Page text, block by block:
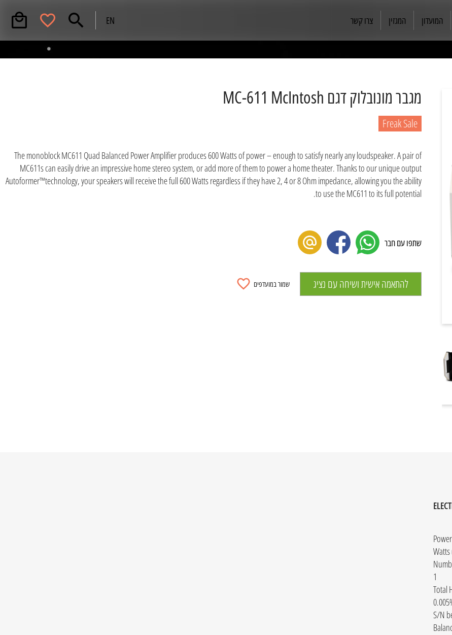
המועדון המגזין צרו קשר EN
מגבר מונובלוק דגם MC-611 McIntosh
Freak Sale
The monoblock MC611 Quad Balanced Power Amplifier produces 600 Watts of power – enough to satisfy nearly any loudspeaker. A pair of
MC611s can easily drive an impressive home stereo system, or add more of them to power a home theater. Thanks to our unique output
Autoformer™technology, your speakers will receive the full 600 Watts regardless if they have 2, 4 or 8 Ohm impedance, allowing you the ability
to use the MC611 to its full potential.
שתפו עם חבר
להתאמה אישית ושיחה עם נציג שמור במועדפים
1
Total
S/N